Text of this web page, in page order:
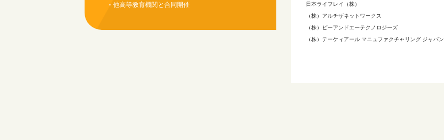
他高等教育機関と合同開催
日本ライフレイ（株）
（株）アルチザネットワークス
（株）ピーアンドエーテクノロジーズ
（株）テーケィアール マニュファクチャリング ジャパン